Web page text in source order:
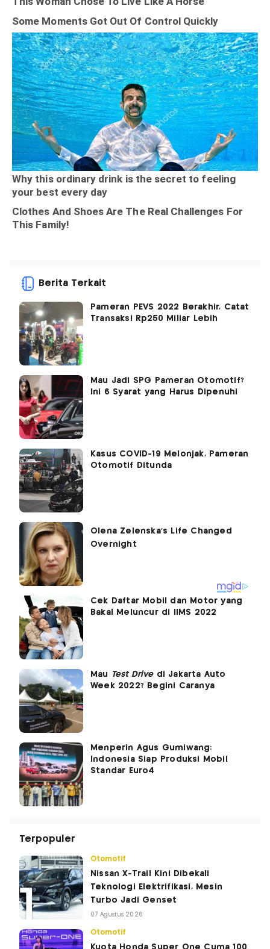
Berita Terkait
Pameran PEVS 2022 Berakhir, Catat
Transaksi Rp250 Miliar Lebih
Mau Jadi SPG Pameran Otomotif?
Ini 6 Syarat yang Harus Dipenuhi
Kasus COVID-19 Melonjak, Pameran
Otomotif Ditunda
Cek Daftar Mobil dan Motor yang
Bakal Meluncur di IIMS 2022
Mau Test Drivedi Jakarta Auto
Week 2022? Begini Caranya
Menperin Agus Gumiwang:
Indonesia Siap Produksi Mobil
Standar Euro4
Terpopuler
Otomotif
Nissan X-Trail Kini Dibekali
Teknologi Elektrifikasi, Mesin
Turbo Jadi Genset
07 Agustus 2026
Otomotif
Kuota Honda Super One Cuma 100